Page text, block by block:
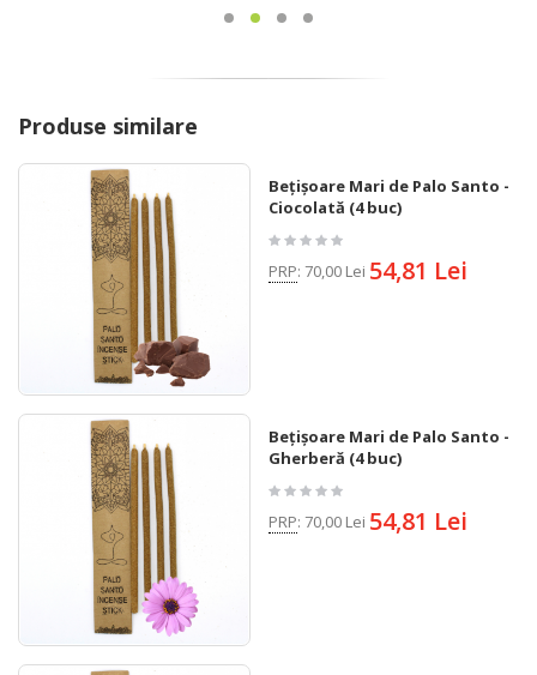
Produse similare
Bețișoare Mari de Palo Santo -
Ciocolată (4 buc)
PRP: 70,00 Lei 54,81 Lei
Bețișoare Mari de Palo Santo -
Gherberă (4 buc)
PRP: 70,00 Lei 54,81 Lei